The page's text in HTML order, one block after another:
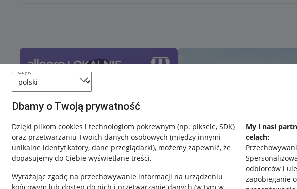
język
Dbamy o Twoją prywatność
Dzięki plikom cookies i technologiom pokrewnym (np. piksele, SDK)
oraz przetwarzaniu Twoich danych osobowych (między innymi
unikalne identyfikatory, dane przeglądarki), możemy zapewnić, że
dopasujemy do Ciebie wyświetlane treści.
Wyrażając zgodę na przechowywanie informacji na urządzeniu
końcowym lub dostęp do nich i przetwarzanie danych (w tym w
My i nasi
celach:
odbiorców i
zapobieganie